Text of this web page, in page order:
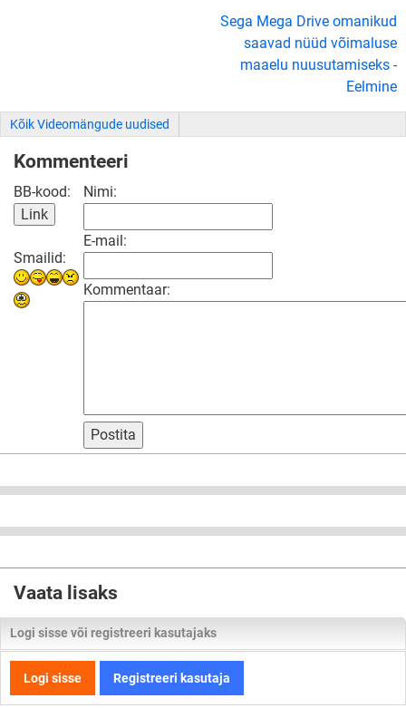
Sega Mega Drive omanikud
saavad nüüd võimaluse
maaelu nuusutamiseks -
Eelmine
Kõik Videomängude uudised
Kommenteeri
BB-kood:
Smailid:
Nimi:
E-mail:
Kommentaar:
Postita
Vaata lisaks
Logi sisse või registreeri kasutajaks
Logi sisse Registreeri kasutaja